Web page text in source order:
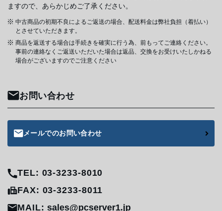
ますので、あらかじめご了承ください。
中古商品の初期不良によるご返送の場合、配送料金は弊社負担（着払い）
とさせていただきます。
商品を返送する場合は手続きを確実に行う為、前もってご連絡ください。
事前の連絡なくご返送いただいた場合は返品、交換をお受けいたしかねる
場合がございますのでご注意ください
お問い合わせ
メールでのお問い合わせ
TEL: 03-3233-8010
FAX: 03-3233-8011
MAIL:sales@pcserver1.jp